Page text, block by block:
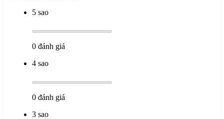
5 sao
0 đánh giá
4 sao
0 đánh giá
3 sao